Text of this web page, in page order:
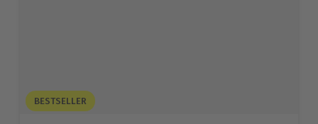
BESTSELLER